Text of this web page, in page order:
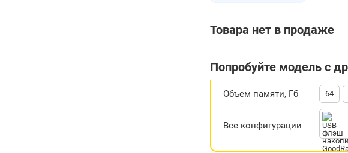
Товара нет в продаже
Попробуйте модель с
Объем памяти, Гб 64
Все конфигурации